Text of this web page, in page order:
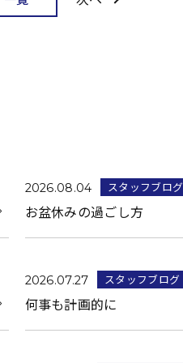
2026.08.04 スタッフブログ
お盆休みの過ごし方
2026.07.27 スタッフブログ
何事も計画的に